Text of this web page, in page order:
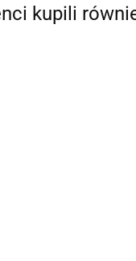
kupili